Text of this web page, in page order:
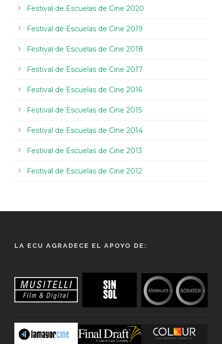
Festival de Escuelas de Cine 2020
Festival de Escuelas de Cine 2019
Festival de Escuelas de Cine 2018
Festival de Escuelas de Cine 2017
Festival de Escuelas de Cine 2016
Festival de Escuelas de Cine 2015
Festival de Escuelas de Cine 2014
Festival de Escuelas de Cine 2013
Festival de Escuelas de Cine 2012
LA ECU AGRADECE EL APOYO DE: